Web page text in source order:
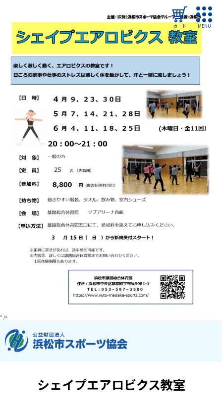
" />
カート MENU
ログイン
教室・イベントを探す
ご利用ガイド
よくある質問
協会について
教室・イベントからのお知らせ
浜松市民スポーツ祭
お知らせ
個人情報の取り扱いに関する基本方針
浜松スポーツ協会に関する
お問い合わせはこちら
053-411-8686
教室・イベントに関するお問い合わせは、
シェイプエアロビクス教室